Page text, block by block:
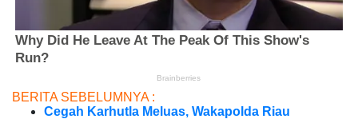
BERITA SEBELUMNYA :
Cegah Karhutla Meluas, Wakapolda Riau